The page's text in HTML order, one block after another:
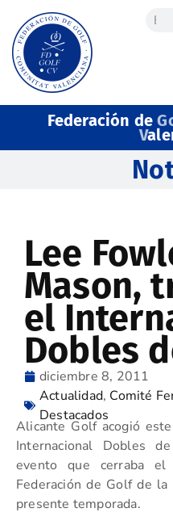
Federación de
V
Lee
Mason,
el
Dobles
diciembre 8, 2011
Actualidad, Comité
Destacados
Alicante Golf acogió
Internacional Dobles
evento que cerraba
Federación de Golf de la
presente temporada.